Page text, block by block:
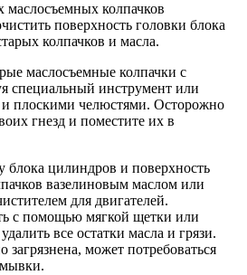
маслосъемных колпачков
поверхность головки блока
колпачков и масла.
маслосъемные колпачки с
специальный инструмент или
плоскими челюстями. Осторожно
гнезд и поместите их в
блока цилиндров и поверхность
вазелиновым маслом или
для двигателей.
с помощью мягкой щетки или
все остатки масла и грязи.
загрязнена, может потребоваться